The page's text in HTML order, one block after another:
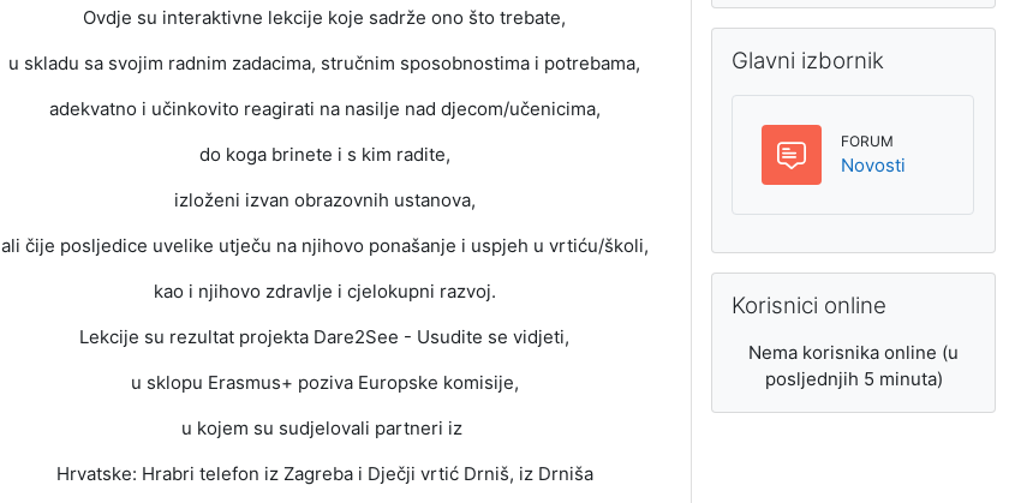
Ovdje su interaktivne lekcije koje sadrže ono što trebate,
u skladu sa svojim radnim zadacima, stručnim sposobnostima i potrebama,
adekvatno i učinkovito reagirati na nasilje nad djecom/učenicima,
do koga brinete i s kim radite,
izloženi izvan obrazovnih ustanova,
ali čije posljedice uvelike utječu na njihovo ponašanje i uspjeh u vrtiću/školi,
kao i njihovo zdravlje i cjelokupni razvoj.
Lekcije su rezultat projekta Dare2See - Usudite se vidjeti,
u sklopu Erasmus+ poziva Europske komisije,
u kojem su sudjelovali partneri iz
Hrvatske: Hrabri telefon iz Zagreba i Dječji vrtić Drniš, iz Drniša
Glavni izbornik
FORUM
Novosti
Korisnici online
Nema korisnika online (u
posljednjih 5 minuta)